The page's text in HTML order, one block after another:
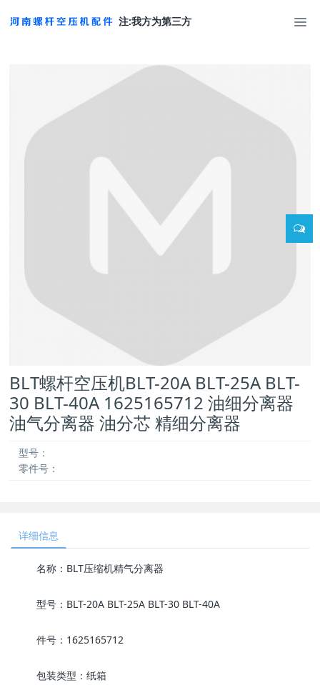
注:我方为第三方
BLT螺杆空压机BLT-20A BLT-25A BLT-
30 BLT-40A 1625165712 油细分离器
油气分离器 油分芯 精细分离器
型号：
零件号：
详细信息
名称：BLT压缩机精气分离器
型号：BLT-20A BLT-25A BLT-30 BLT-40A
件号：1625165712
包装类型：纸箱